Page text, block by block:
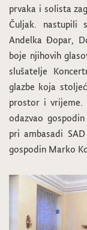
prvaka i solista
Čuljak. nastupili
Andelka Đopar,
boje njihovih
slušatelje
glazbe koja
prostor i vrijeme.
odazvao
pri ambasadi
gospodin Marko